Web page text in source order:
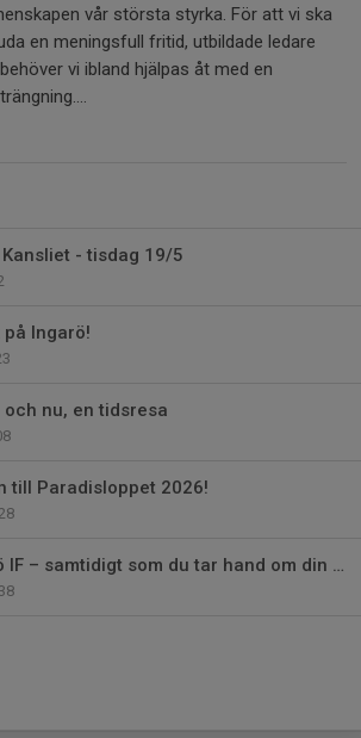
vår största styrka. För att vi ska
en meningsfull fritid, utbildade ledare
vi ibland hjälpas åt med en
- tisdag 19/5
Ingarö!
nu, en tidsresa
till Paradisloppet 2026!
Stöd Ingarö IF – samtidigt som du tar hand om din bil!